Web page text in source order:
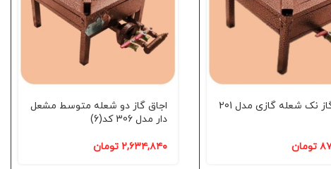
اجاق گاز نک شعله گازی مدل 201
تومان
اجاق گاز دو شعله متوسط مشعل
دار مدل 306 کد(6)
۲,۶۳۴,۸۴۰ تومان